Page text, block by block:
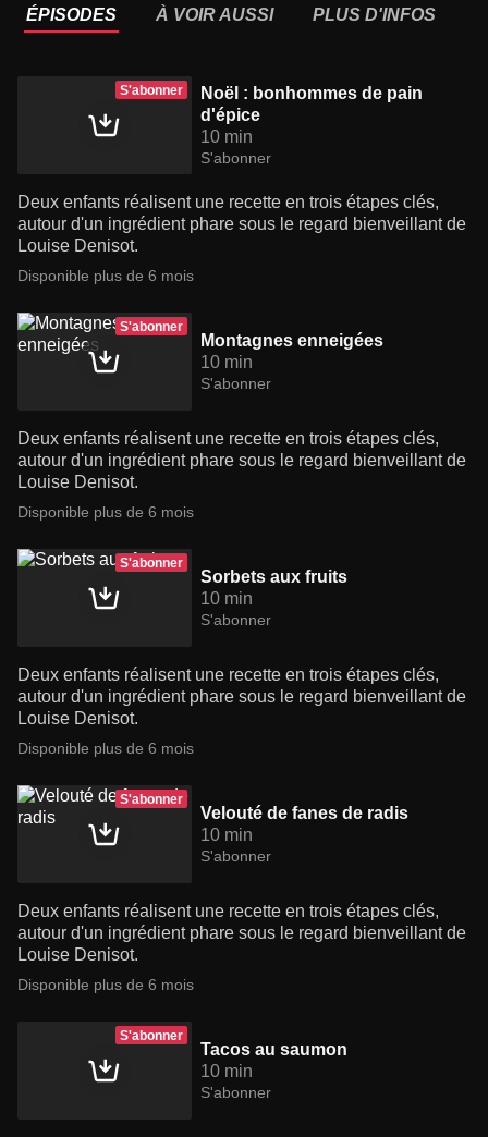
ÉPISODES À VOIR AUSSI PLUS D'INFOS
S'abonner
Noël : bonhommes de pain
d'épice
10 min
S'abonner
Deux enfants réalisent une recette en trois étapes clés,
autour d'un ingrédient phare sous le regard bienveillant de
Louise Denisot.
Disponible plus de 6 mois
S'abonner
Montagnes enneigées
10 min
S'abonner
Deux enfants réalisent une recette en trois étapes clés,
autour d'un ingrédient phare sous le regard bienveillant de
Louise Denisot.
Disponible plus de 6 mois
S'abonner
Sorbets aux fruits
10 min
S'abonner
Deux enfants réalisent une recette en trois étapes clés,
autour d'un ingrédient phare sous le regard bienveillant de
Louise Denisot.
Disponible plus de 6 mois
S'abonner
Velouté de fanes de radis
10 min
S'abonner
Deux enfants réalisent une recette en trois étapes clés,
autour d'un ingrédient phare sous le regard bienveillant de
Louise Denisot.
Disponible plus de 6 mois
S'abonner
Tacos au saumon
10 min
S'abonner